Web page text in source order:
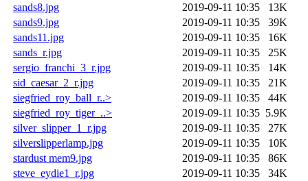
sands8.jpg
2019-09-11 10:35
13K
sands9.jpg
2019-09-11 10:35
39K
sands11.jpg
2019-09-11 10:35
16K
sands_r.jpg
2019-09-11 10:35
25K
sergio_franchi_3_r.jpg
2019-09-11 10:35
14K
sid_caesar_2_r.jpg
2019-09-11 10:35
21K
siegfried_roy_ball_r..>
2019-09-11 10:35
44K
siegfried_roy_tiger_..>
2019-09-11 10:35 5.9K
silver_slipper_1_r.jpg
2019-09-11 10:35
27K
silverslipperlamp.jpg
2019-09-11 10:35
10K
stardust mem9.jpg
2019-09-11 10:35
86K
steve_eydie1_r.jpg
2019-09-11 10:35
34K